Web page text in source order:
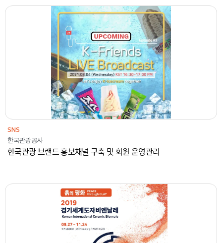
2021
한국관광공사
SNS
한국관광공사
한국관광 브랜드 홍보채널 구축 및 회원 운영관리
2019
한국도자재단